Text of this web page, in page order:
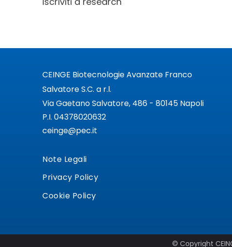
CEINGE Biotecnologie Avanzate Franco
Salvatore S.C. a r.l.
Via Gaetano Salvatore, 486 - 80145 Napoli
P.I. 04378020632
ceinge@pec.it
Note Legali
Privacy Policy
Cookie Policy
© Copyright